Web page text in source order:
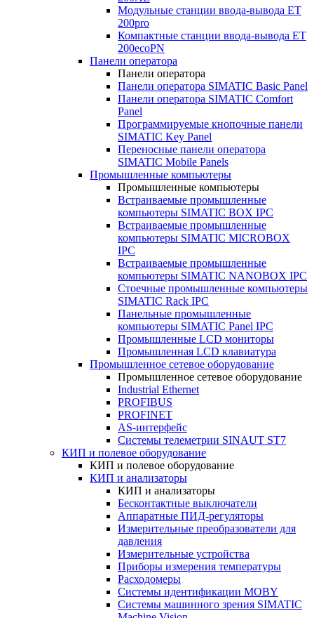
Модульные станции ввода-вывода ET
200pro
Компактные станции ввода-вывода ET
200ecoPN
Панели оператора
Панели оператора
Панели оператора SIMATIC Basic Panel
Панели оператора SIMATIC Comfort
Panel
Программируемые кнопочные панели
SIMATIC Key Panel
Переносные панели оператора
SIMATIC Mobile Panels
Промышленные компьютеры
Промышленные компьютеры
Встраиваемые промышленные
компьютеры SIMATIC BOX IPC
Встраиваемые промышленные
компьютеры SIMATIC MICROBOX
IPC
Встраиваемые промышленные
компьютеры SIMATIC NANOBOX IPC
Стоечные промышленные компьютеры
SIMATIC Rack IPC
Панельные промышленные
компьютеры SIMATIC Panel IPC
Промышленные LCD мониторы
Промышленная LCD клавиатура
Промышленное сетевое оборудование
Промышленное сетевое оборудование
Industrial Ethernet
PROFIBUS
PROFINET
AS-интерфейс
Системы телеметрии SINAUT ST7
КИП и полевое оборудование
КИП и полевое оборудование
КИП и анализаторы
КИП и анализаторы
Бесконтактные выключатели
Аппаратные ПИД-регуляторы
Измерительные преобразователи для
давления
Измерительные устройства
Приборы измерения температуры
Расходомеры
Системы идентификации MOBY
Системы машинного зрения SIMATIC